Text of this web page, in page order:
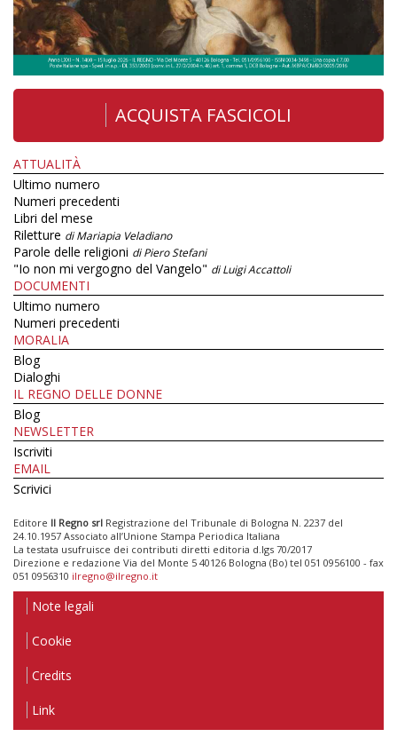
ACQUISTA FASCICOLI
ATTUALITÀ
Ultimo numero
Numeri precedenti
Libri del mese
Riletture di Mariapia Veladiano
Parole delle religioni di Piero Stefani
"Io non mi vergogno del Vangelo" di Luigi Accattoli
DOCUMENTI
Ultimo numero
Numeri precedenti
MORALIA
Blog
Dialoghi
IL REGNO DELLE DONNE
Blog
NEWSLETTER
Iscriviti
EMAIL
Scrivici
Editore Il Regno srl Registrazione del Tribunale di Bologna N. 2237 del
24.10.1957 Associato all’Unione Stampa Periodica Italiana
La testata usufruisce dei contributi diretti editoria d.lgs 70/2017
Direzione e redazione Via del Monte 5 40126 Bologna (Bo) tel 051 0956100 - fax
051 0956310 ilregno@ilregno.it
Note legali
Cookie
Credits
Link